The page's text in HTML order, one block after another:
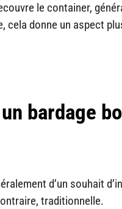
le container,
cela donne un aspect
bardage
d’un souhait
traditionnelle.